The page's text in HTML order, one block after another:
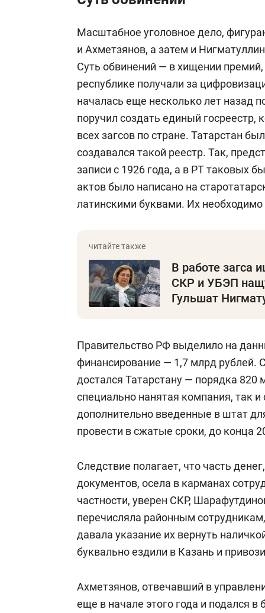
Масштабное уголовное дело,
и Ахметзянов, а затем и
Суть обвинений — в хищении
республике получали за
началась еще несколько лет назад
поручил создать единый
всех загсов по стране. Татарстан
создавался такой реестр. Так,
записи с 1926 года, а в РТ таковых
актов было написано на
латинскими буквами. Их
В работе загса
СКР и УБЭП
Гульшат
Правительство РФ выделило на
финансирование — 1,7 млрд
достался Татарстану — порядка
специально нанятая компания, так и
дополнительно введенные в штат
провести в сжатые сроки, до конца
Следствие полагает, что часть
документов, осела в карманах
частности, уверен СКР,
перечисляла районным
давала указание их вернуть
буквально ездили в Казань и
Ахметзянов, отвечавший в
еще в начале этого года и подался